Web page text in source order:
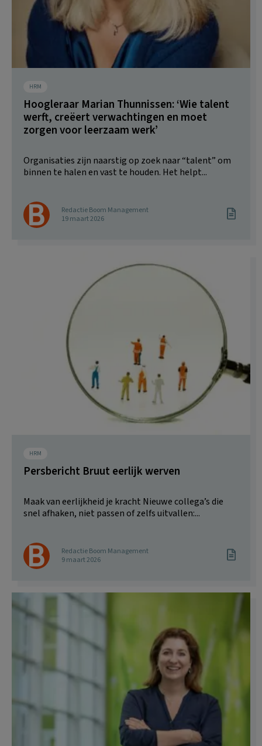
HRM
Hoogleraar Marian Thunnissen: ‘Wie talent
werft, creëert verwachtingen en moet
zorgen voor leerzaam werk’
Organisaties zijn naarstig op zoek naar “talent” om
binnen te halen en vast te houden. Het helpt...
Redactie Boom Management
19 maart 2026
HRM
Persbericht Bruut eerlijk werven
Maak van eerlijkheid je kracht Nieuwe collega’s die
snel afhaken, niet passen of zelfs uitvallen:...
Redactie Boom Management
9 maart 2026